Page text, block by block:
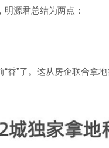
源君总结为两点：
香”了。这从房企联合拿